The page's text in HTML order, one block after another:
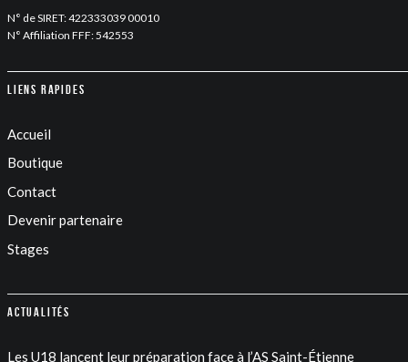
N° de SIRET: 422333039 00010
N° Affiliation FFF: 542553
Liens rapides
Accueil
Boutique
Contact
Devenir partenaire
Stages
Actualités
Les U18 lancent leur préparation face à l’AS Saint-Étienne